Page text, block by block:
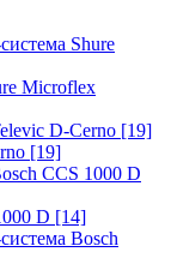
Shure
Microflex
D-Cerno [19]
[19]
CCS 1000 D
D [14]
Bosch